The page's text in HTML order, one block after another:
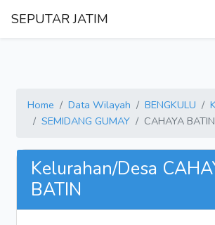
SEPUTAR JATIM
Home Data Wilayah BENGKULU
SEMIDANG GUMAY
CAHAYA BATIN
Kelurahan/Desa
BATIN